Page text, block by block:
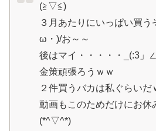
(≧▽≦)
３月あたりにいっぱい買う
ω・)/お～～
後はマイ・・・・・_(:3」
金策頑張ろうｗｗ
２件買うバカは私ぐらいだ
動画もこのためだけにお休
(*^▽^*)